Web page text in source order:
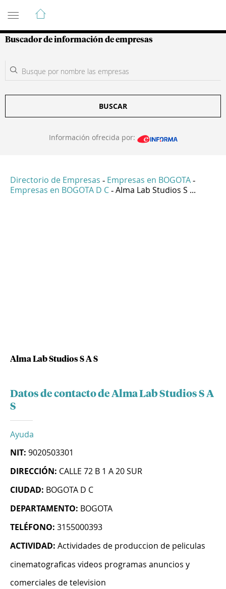
Guía de Empresas Colombianas
Buscador de información de empresas
BUSCAR
Información ofrecida por:
Directorio de Empresas - Empresas en BOGOTA -
Empresas en BOGOTA D C - Alma Lab Studios S ...
Alma Lab Studios S A S
Datos de contacto de Alma Lab Studios S A
S
Ayuda
NIT: 9020503301
DIRECCIÓN: CALLE 72 B 1 A 20 SUR
CIUDAD: BOGOTA D C
DEPARTAMENTO: BOGOTA
TELÉFONO: 3155000393
ACTIVIDAD: Actividades de produccion de peliculas
cinematograficas videos programas anuncios y
comerciales de television